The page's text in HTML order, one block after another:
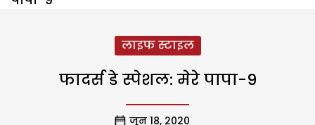
लाइफ स्टाइल
फादर्स डे स्पेशल: मेरे पापा-9
जून 18, 2020